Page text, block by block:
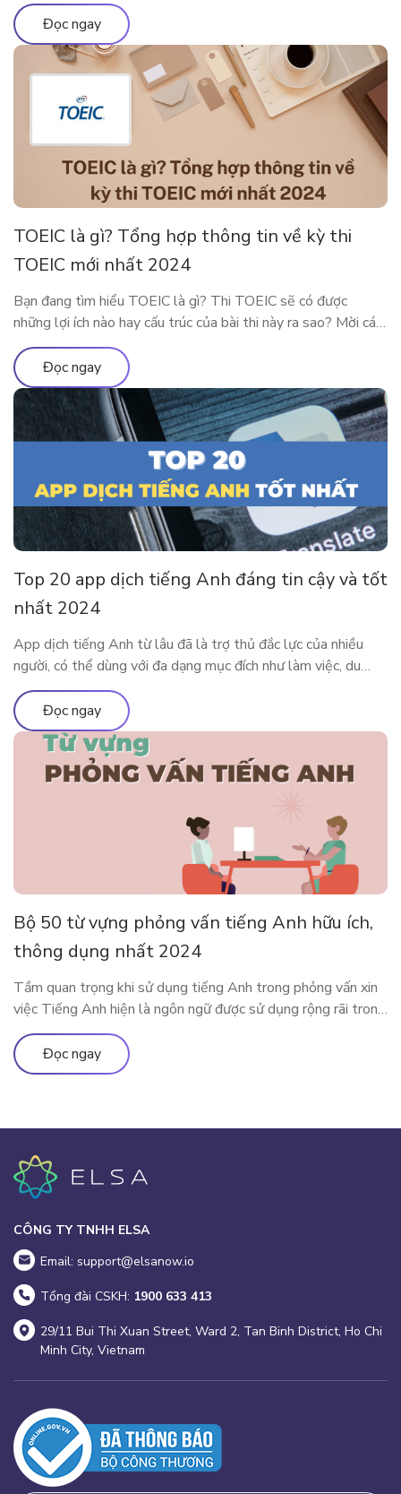
bạn những từ vựng, mẫu câu xoay quanh chủ đề công việc để
bạn có thể nói […]
Đọc ngay
TOEIC là gì? Tổng hợp thông tin về kỳ thi
TOEIC mới nhất 2024
Bạn đang tìm hiểu TOEIC là gì? Thi TOEIC sẽ có được
những lợi ích nào hay cấu trúc của bài thi này ra sao? Mời các
độc giả theo chân ELSA Premium để tìm hiểu tất tần tật về
chứng chỉ TOEIC 2024 nhé! TOEIC là gì? Trên các diễn đàn
học tiếng Anh […]
Đọc ngay
Top 20 app dịch tiếng Anh đáng tin cậy và tốt
nhất 2024
App dịch tiếng Anh từ lâu đã là trợ thủ đắc lực của nhiều
người, có thể dùng với đa dạng mục đích như làm việc, du
lịch, học tập,… Cùng tìm hiểu 20 app dịch tiếng Anh tiện lợi
và phổ biến nhất tại đây nhé. Ưu nhược điểm của việc sử
dụng app […]
Đọc ngay
Bộ 50 từ vựng phỏng vấn tiếng Anh hữu ích,
thông dụng nhất 2024
Tầm quan trọng khi sử dụng tiếng Anh trong phỏng vấn xin
việc Tiếng Anh hiện là ngôn ngữ được sử dụng rộng rãi trong
cả giao tiếp đời sống cũng như trong công việc. Rất nhiều các
doanh nghiệp đã liệt kê tiếng Anh như một yêu cầu quan
trọng trong bản mô tả […]
Đọc ngay
CÔNG TY TNHH ELSA
Email: support@elsanow.io
Tổng đài CSKH: 1900 633 413
29/11 Bui Thi Xuan Street, Ward 2, Tan Binh District, Ho Chi
Minh City, Vietnam